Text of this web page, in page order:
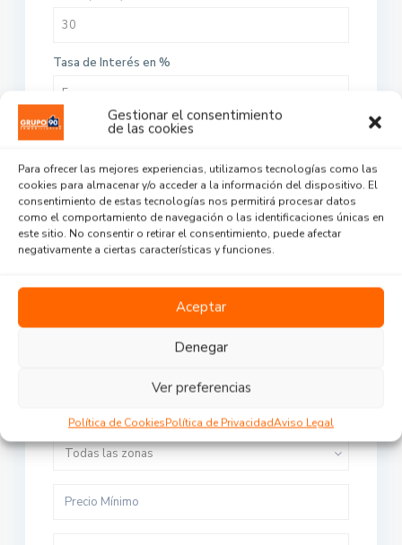
Gestionar el consentimiento
de las cookies
Para ofrecer las mejores experiencias, utilizamos tecnologías como las
cookies para almacenar y/o acceder a la información del dispositivo. El
consentimiento de estas tecnologías nos permitirá procesar datos
como el comportamiento de navegación o las identificaciones únicas en
este sitio. No consentir o retirar el consentimiento, puede afectar
negativamente a ciertas características y funciones.
Aceptar
Denegar
Ver preferencias
Política de CookiesPolítica de PrivacidadAviso Legal
Tasa de Interés en %
Todas las zonas